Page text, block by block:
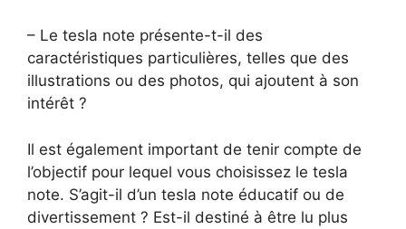
– Le tesla note présente-t-il des
caractéristiques particulières, telles que des
illustrations ou des photos, qui ajoutent à son
intérêt ?
Il est également important de tenir compte de
l’objectif pour lequel vous choisissez le tesla
note. S’agit-il d’un tesla note éducatif ou de
divertissement ? Est-il destiné à être lu plus